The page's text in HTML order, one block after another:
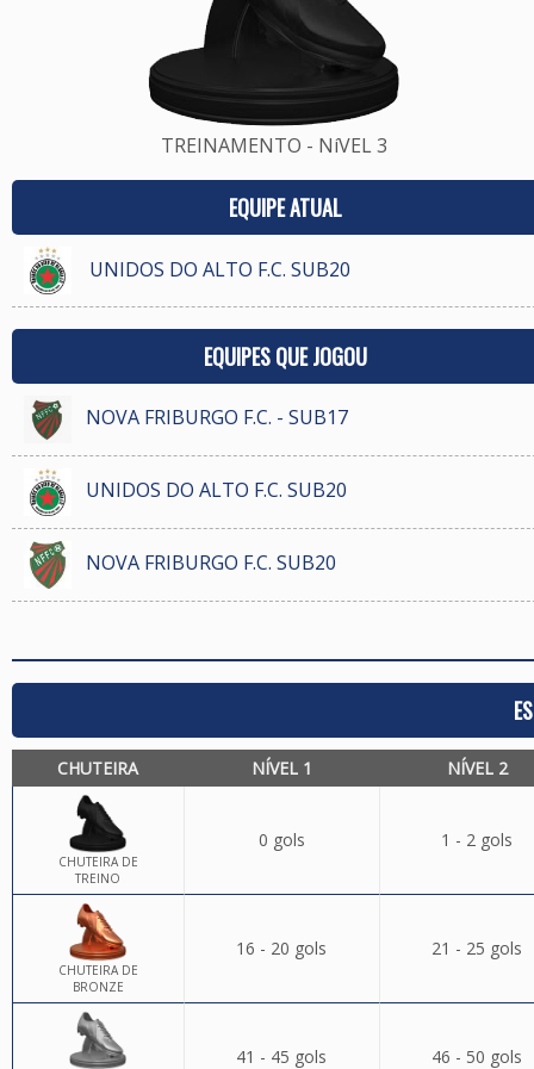
TREINAMENTO - NíVEL 3
EQUIPE ATUAL
UNIDOS DO ALTO F.C. SUB20
EQUIPES QUE JOGOU
NOVA FRIBURGO F.C. - SUB17
UNIDOS DO ALTO F.C. SUB20
NOVA FRIBURGO F.C. SUB20
CHUTEIRA NÍVEL 1 NÍVEL 2
CHUTEIRA DE
TREINO
0 gols 1 - 2 gols
CHUTEIRA DE
BRONZE
16 - 20 gols 21 - 25 gols
41 - 45 gols 46 - 50 gols